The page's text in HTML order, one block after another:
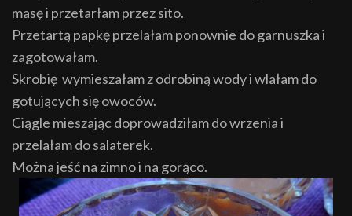
masę i przetarłam przez sito.
Przetartą papkę przelałam ponownie do garnuszka i
zagotowałam.
Skrobię wymieszałam z odrobiną wody i wlałam do
gotujących się owoców.
Ciągle mieszając doprowadziłam do wrzenia i
przelałam do salaterek.
Można jeść na zimno i na gorąco.